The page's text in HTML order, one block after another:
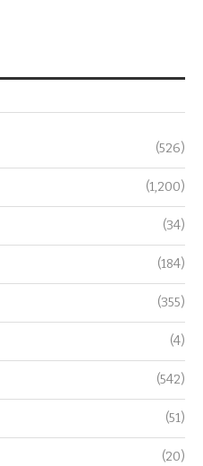
(526)
(1,200)
(34)
(184)
(355)
(4)
(542)
(51)
(20)